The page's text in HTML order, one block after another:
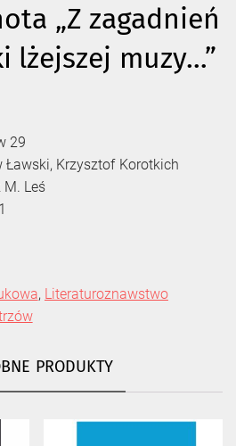
„Z zagadnień
lżejszej muzy…”
29
Ławski, Krzysztof Korotkich
Leś
, Literaturoznawstwo
PRODUKTY